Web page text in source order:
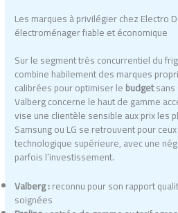
Les marques à privilégier chez Electro
électroménager fiable et économique
Sur le segment très concurrentiel du
combine habilement des marques
calibrées pour optimiser lebudgetsans
Valberg concerne le haut de gamme
vise une clientèle sensible aux prix les
Samsung ou LG se retrouvent pour
technologique supérieure, avec une
parfois l’investissement.
Valberg :reconnu pour son rapport
soignées